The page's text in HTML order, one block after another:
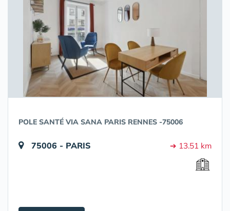
POLE SANTÉ VIA SANA PARIS RENNES -75006
75006 - PARIS ➔ 13.51 km